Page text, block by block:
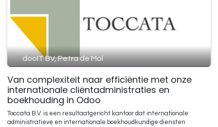
dooIT BV, Petra de Mol
Van complexiteit naar efficiëntie met onze
internationale cliëntadministraties en
boekhouding in Odoo
Toccata B.V. is een resultaatgericht kantoor dat internationale
administratieve en internationale boekhoudkundige diensten